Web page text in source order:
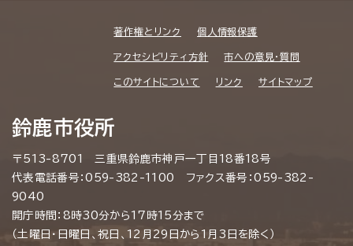
著作権とリンク 個人情報保護
アクセシビリティ方針 市への意見・質問
このサイトについて リンク サイトマップ
鈴鹿市役所
〒513-8701 三重県鈴鹿市神戸一丁目18番18号
代表電話番号：059-382-1100 ファクス番号：059-382-
9040
開庁時間：8時30分から17時15分まで
（土曜日・日曜日、祝日、12月29日から1月3日を除く）